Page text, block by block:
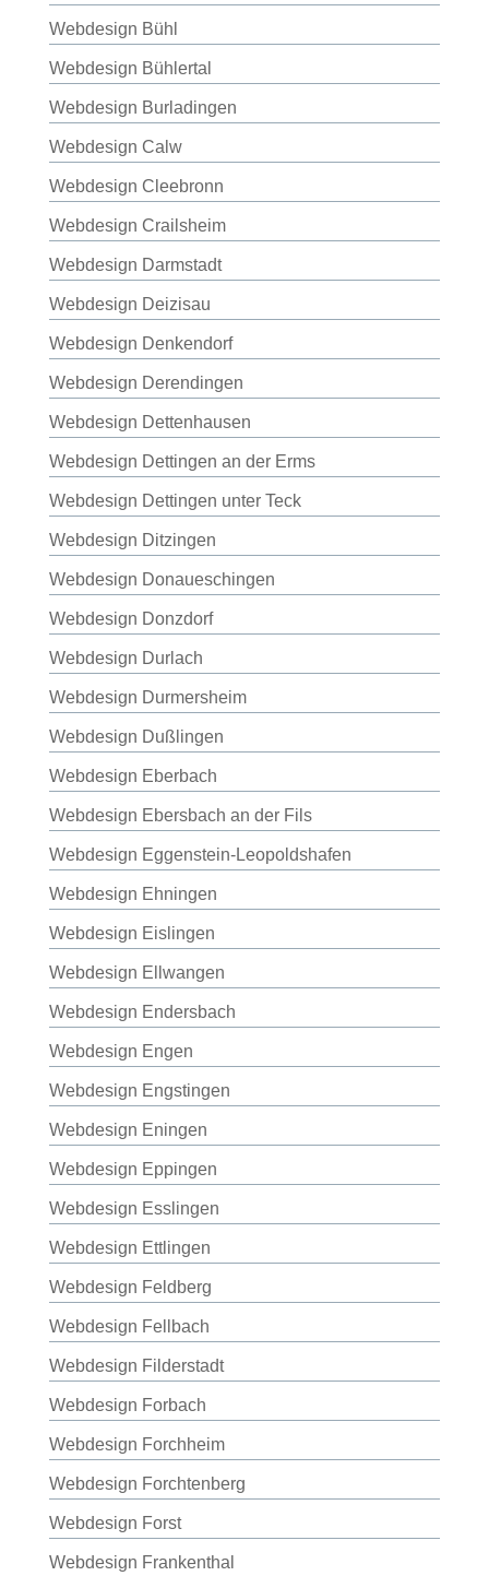
Webdesign Bühl
Webdesign Bühlertal
Webdesign Burladingen
Webdesign Calw
Webdesign Cleebronn
Webdesign Crailsheim
Webdesign Darmstadt
Webdesign Deizisau
Webdesign Denkendorf
Webdesign Derendingen
Webdesign Dettenhausen
Webdesign Dettingen an der Erms
Webdesign Dettingen unter Teck
Webdesign Ditzingen
Webdesign Donaueschingen
Webdesign Donzdorf
Webdesign Durlach
Webdesign Durmersheim
Webdesign Dußlingen
Webdesign Eberbach
Webdesign Ebersbach an der Fils
Webdesign Eggenstein-Leopoldshafen
Webdesign Ehningen
Webdesign Eislingen
Webdesign Ellwangen
Webdesign Endersbach
Webdesign Engen
Webdesign Engstingen
Webdesign Eningen
Webdesign Eppingen
Webdesign Esslingen
Webdesign Ettlingen
Webdesign Feldberg
Webdesign Fellbach
Webdesign Filderstadt
Webdesign Forbach
Webdesign Forchheim
Webdesign Forchtenberg
Webdesign Forst
Webdesign Frankenthal